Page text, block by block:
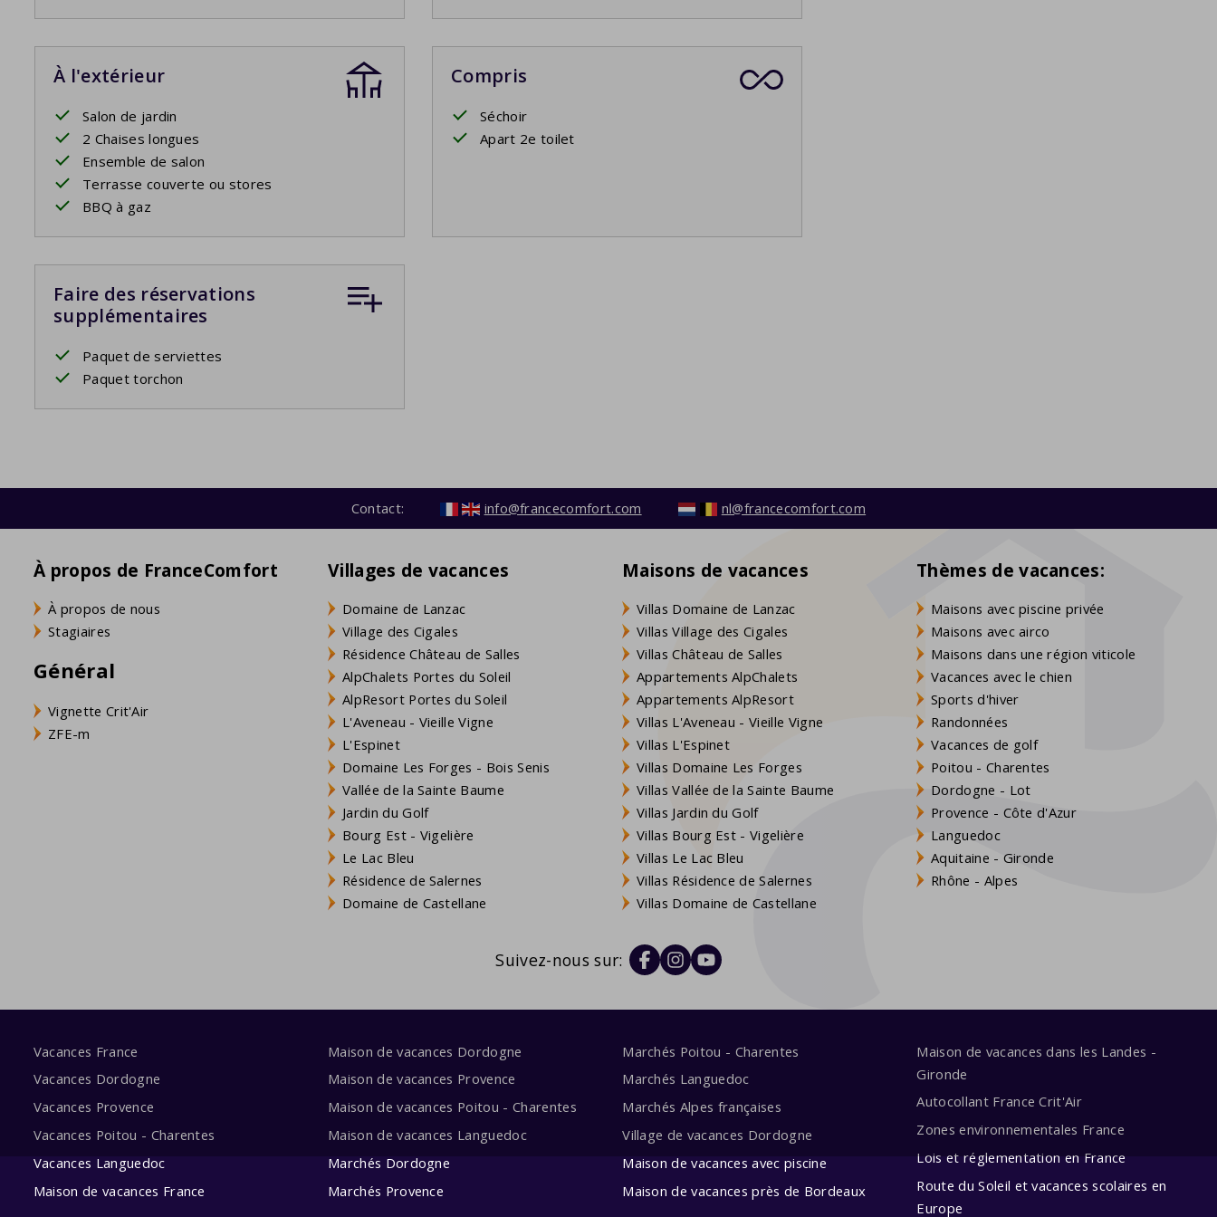
À l'extérieur
Salon de jardin
2 Chaises longues
Ensemble de salon
Terrasse couverte ou stores
BBQ à gaz
Compris
Séchoir
Apart 2e toilet
Faire des réservations
supplémentaires
Paquet de serviettes
Paquet torchon
Contact: info@francecomfort.com nl@francecomfort.com
À propos de FranceComfort
À propos de nous
Stagiaires
Général
Vignette Crit'Air
ZFE-m
Villages de vacances
Domaine de Lanzac
Village des Cigales
Résidence Château de Salles
AlpChalets Portes du Soleil
AlpResort Portes du Soleil
L'Aveneau - Vieille Vigne
L'Espinet
Domaine Les Forges - Bois Senis
Vallée de la Sainte Baume
Jardin du Golf
Bourg Est - Vigelière
Le Lac Bleu
Résidence de Salernes
Domaine de Castellane
Maisons de vacances
Villas Domaine de Lanzac
Villas Village des Cigales
Villas Château de Salles
Appartements AlpChalets
Appartements AlpResort
Villas L'Aveneau - Vieille Vigne
Villas L'Espinet
Villas Domaine Les Forges
Villas Vallée de la Sainte Baume
Villas Jardin du Golf
Villas Bourg Est - Vigelière
Villas Le Lac Bleu
Villas Résidence de Salernes
Villas Domaine de Castellane
Thèmes de vacances:
Maisons avec piscine privée
Maisons avec airco
Maisons dans une région viticole
Vacances avec le chien
Sports d'hiver
Randonnées
Vacances de golf
Poitou - Charentes
Dordogne - Lot
Provence - Côte d'Azur
Languedoc
Aquitaine - Gironde
Rhône - Alpes
Suivez-nous sur:
Vacances France
Vacances Dordogne
Vacances Provence
Vacances Poitou - Charentes
Vacances Languedoc
Maison de vacances France
Maison de vacances Dordogne
Maison de vacances Provence
Maison de vacances Poitou - Charentes
Maison de vacances Languedoc
Marchés Dordogne
Marchés Provence
Marchés Poitou - Charentes
Marchés Languedoc
Marchés Alpes françaises
Village de vacances Dordogne
Maison de vacances avec piscine
Maison de vacances près de Bordeaux
Maison de vacances dans les Landes -
Gironde
Autocollant France Crit'Air
Zones environnementales France
Lois et réglementation en France
Route du Soleil et vacances scolaires en
Europe